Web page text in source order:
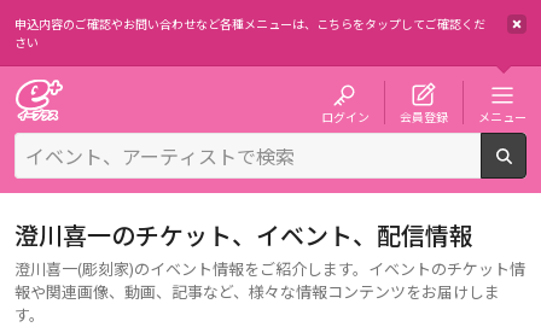
申込内容のご確認やお問い合わせなど各種メニューは、 こちらをタップしてご確認くだ
さい
ログイン 会員登録 メニュー
澄川喜一のチケット、イベント、配信情報
澄川喜一(彫刻家)のイベント情報をご紹介します。イベントのチケット情
報や関連画像、動画、記事など、様々な情報コンテンツをお届けしま
す。